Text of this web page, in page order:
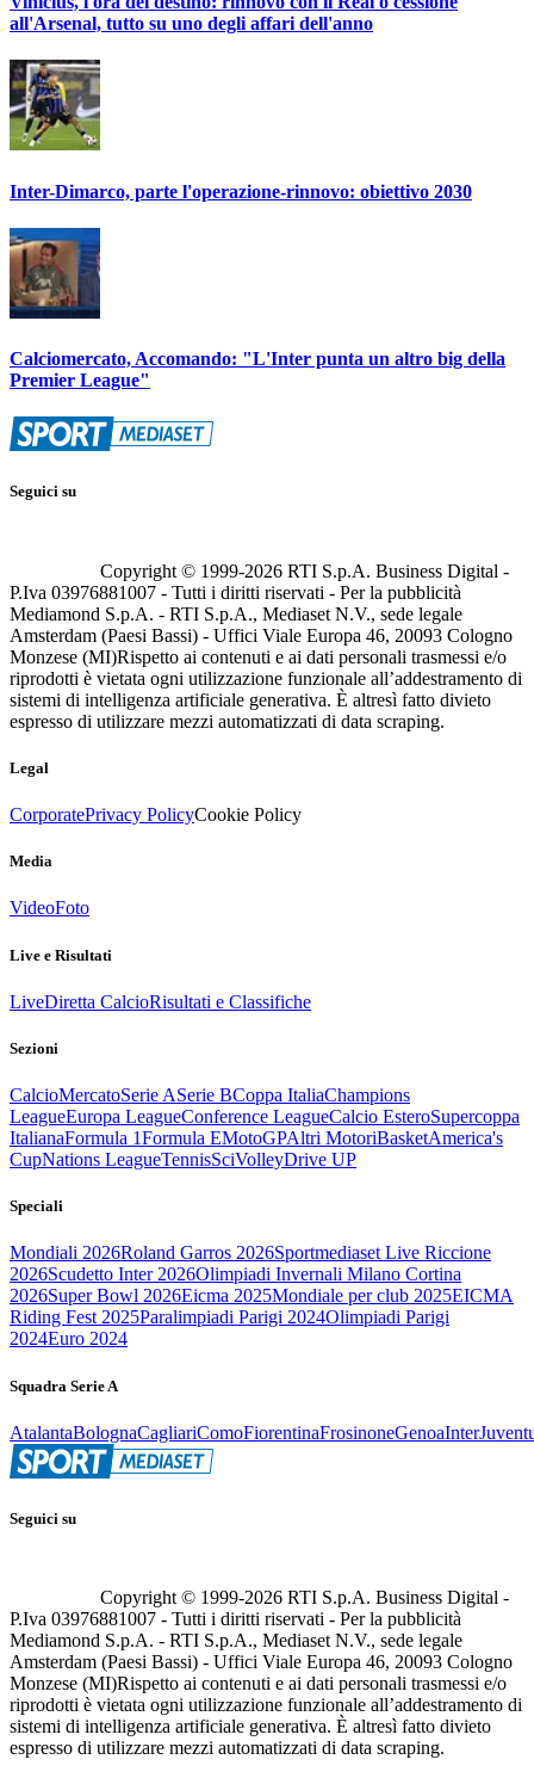
all'Arsenal, tutto su uno degli affari dell'anno
Inter-Dimarco, parte l'operazione-rinnovo: obiettivo 2030
Calciomercato, Accomando: "L'Inter punta un altro big della
Premier League"
Seguici su
Copyright © 1999-2026 RTI S.p.A. Business Digital -
P.Iva 03976881007 - Tutti i diritti riservati - Per la pubblicità
Mediamond S.p.A. - RTI S.p.A., Mediaset N.V., sede legale
Amsterdam (Paesi Bassi) - Uffici Viale Europa 46, 20093 Cologno
Monzese (MI)Rispetto ai contenuti e ai dati personali trasmessi e/o
riprodotti è vietata ogni utilizzazione funzionale all’addestramento di
sistemi di intelligenza artificiale generativa. È altresì fatto divieto
espresso di utilizzare mezzi automatizzati di data scraping.
Legal
CorporatePrivacy PolicyCookie Policy
Media
VideoFoto
Live e Risultati
LiveDiretta CalcioRisultati e Classifiche
Sezioni
CalcioMercatoSerie ASerie BCoppa ItaliaChampions
LeagueEuropa LeagueConference LeagueCalcio EsteroSupercoppa
ItalianaFormula 1Formula EMotoGPAltri MotoriBasketAmerica's
CupNations LeagueTennisSciVolleyDrive UP
Speciali
Mondiali 2026Roland Garros 2026Sportmediaset Live Riccione
2026Scudetto Inter 2026Olimpiadi Invernali Milano Cortina
2026Super Bowl 2026Eicma 2025Mondiale per club 2025EICMA
Riding Fest 2025Paralimpiadi Parigi 2024Olimpiadi Parigi
2024Euro 2024
Squadra Serie A
AtalantaBolognaCagliariComoFiorentinaFrosinoneGenoaInter
Seguici su
Copyright © 1999-2026 RTI S.p.A. Business Digital -
P.Iva 03976881007 - Tutti i diritti riservati - Per la pubblicità
Mediamond S.p.A. - RTI S.p.A., Mediaset N.V., sede legale
Amsterdam (Paesi Bassi) - Uffici Viale Europa 46, 20093 Cologno
Monzese (MI)Rispetto ai contenuti e ai dati personali trasmessi e/o
riprodotti è vietata ogni utilizzazione funzionale all’addestramento di
sistemi di intelligenza artificiale generativa. È altresì fatto divieto
espresso di utilizzare mezzi automatizzati di data scraping.